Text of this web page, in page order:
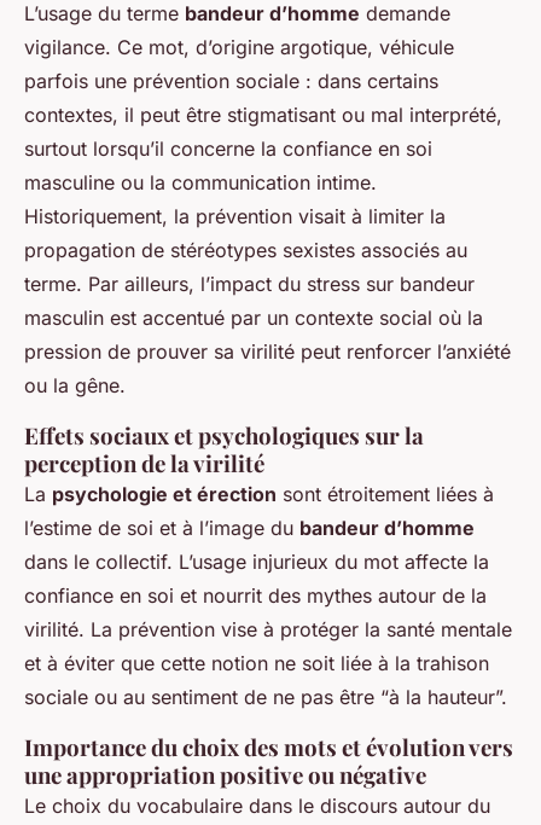
L’usage du terme bandeur d’homme demande
vigilance. Ce mot, d’origine argotique, véhicule
parfois une prévention sociale : dans certains
contextes, il peut être stigmatisant ou mal interprété,
surtout lorsqu’il concerne la confiance en soi
masculine ou la communication intime.
Historiquement, la prévention visait à limiter la
propagation de stéréotypes sexistes associés au
terme. Par ailleurs, l’impact du stress sur bandeur
masculin est accentué par un contexte social où la
pression de prouver sa virilité peut renforcer l’anxiété
ou la gêne.
Effets sociaux et psychologiques sur la
perception de la virilité
La psychologie et érection sont étroitement liées à
l’estime de soi et à l’image du bandeur d’homme
dans le collectif. L’usage injurieux du mot affecte la
confiance en soi et nourrit des mythes autour de la
virilité. La prévention vise à protéger la santé mentale
et à éviter que cette notion ne soit liée à la trahison
sociale ou au sentiment de ne pas être “à la hauteur”.
Importance du choix des mots et évolution vers
une appropriation positive ou négative
Le choix du vocabulaire dans le discours autour du